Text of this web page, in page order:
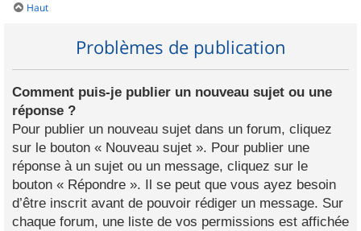
Haut
Problèmes de publication
Comment puis-je publier un nouveau sujet ou une
réponse ?
Pour publier un nouveau sujet dans un forum, cliquez
sur le bouton « Nouveau sujet ». Pour publier une
réponse à un sujet ou un message, cliquez sur le
bouton « Répondre ». Il se peut que vous ayez besoin
d’être inscrit avant de pouvoir rédiger un message. Sur
chaque forum, une liste de vos permissions est affichée